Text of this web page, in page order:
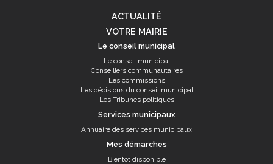
ACTUALITÉ
VOTRE MAIRIE
Le conseil municipal
Le conseil municipal
Conseillers communautaires
Les commissions
Les décisions du conseil municipal
Les Tribunes politiques
Services municipaux
Annuaire des services municipaux
Mes démarches
Bientôt disponible